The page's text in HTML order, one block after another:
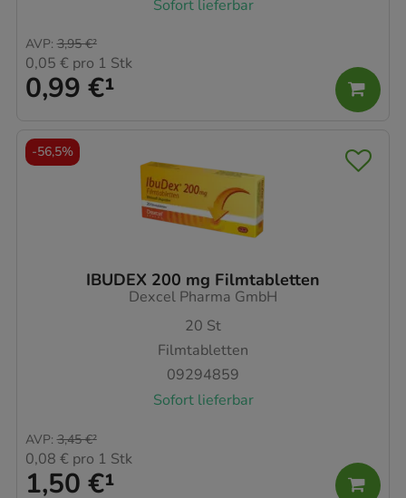
Sofort lieferbar
0,99 €¹
AVP: 3,95 €²
0,05 € pro 1 Stk
IBUDEX 200 mg Filmtabletten
Dexcel Pharma GmbH
20 St
Filmtabletten
09294859
Sofort lieferbar
1,50 €¹
AVP: 3,45 €²
0,08 € pro 1 Stk
-56,5%